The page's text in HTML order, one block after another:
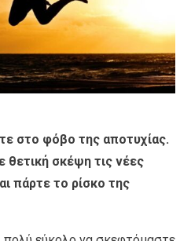
στο φόβο της αποτυχίας.
θετική σκέψη τις νέες
πάρτε το ρίσκο της